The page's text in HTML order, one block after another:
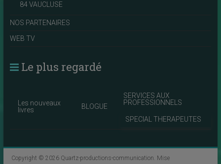
84 VAUCLUSE
NOS PARTENAIRES
WEB TV
Le plus regardé
Les nouveaux
livres
BLOGUE
SERVICES AUX
PROFESSIONNELS
SPECIAL THERAPEUTES
Copyright © 2026 Quartz-productions-communication. Mise